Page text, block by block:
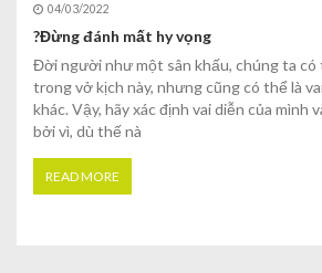
04/03/2022
?Đừng đánh mất hy vọng
Đời người như một sân khấu, chúng ta có
trong vở kịch này, nhưng cũng có thể là
khác. Vậy, hãy xác định vai diễn của mình
bởi vì, dù thế nà
READ MORE